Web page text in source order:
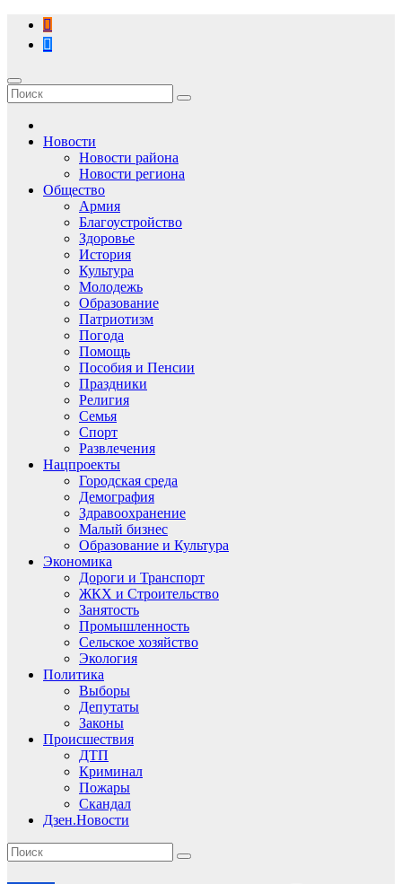
Перейти
содержимому
Новости
Новости района
Новости региона
Общество
Армия
Благоустройство
Здоровье
История
Культура
Молодежь
Образование
Патриотизм
Погода
Помощь
Пособия и Пенсии
Праздники
Религия
Семья
Спорт
Развлечения
Нацпроекты
Городская среда
Демография
Здравоохранение
Малый бизнес
Образование и Культура
Экономика
Дороги и Транспорт
ЖКХ и Строительство
Занятость
Промышленность
Сельское хозяйство
Экология
Политика
Выборы
Депутаты
Законы
Происшествия
ДТП
Криминал
Пожары
Скандал
Дзен.Новости